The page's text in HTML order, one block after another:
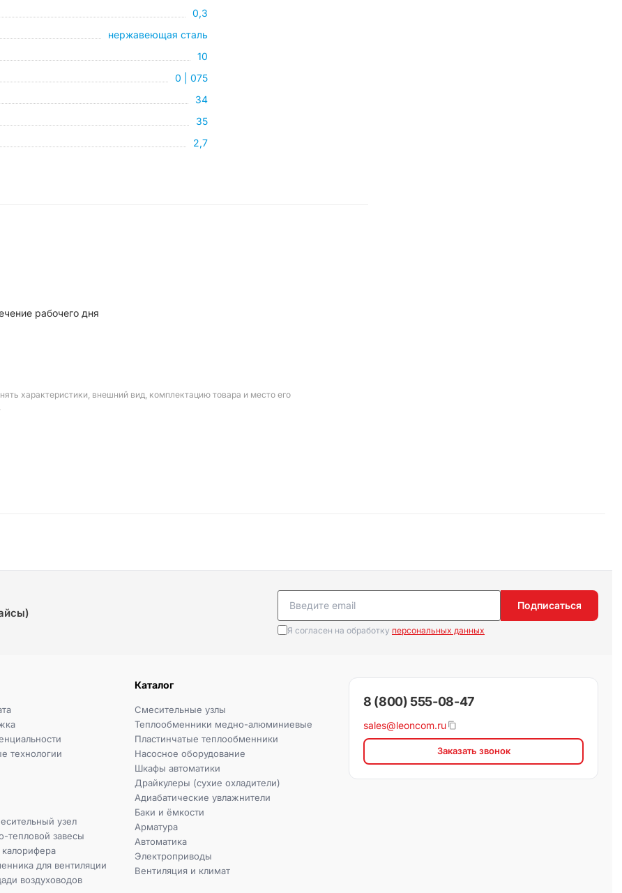
0,3
нержавеющая сталь
10
0 | 075
34
35
2,7
рабочего дня
характеристики, внешний вид, комплектацию товара и место его
Подписаться
Я согласен на обработку персональных данных
технологии
узел
тепловой завесы
для вентиляции
воздуховодов
Каталог
Смесительные узлы
Теплообменники медно-алюминиевые
Пластинчатые теплообменники
Насосное оборудование
Шкафы автоматики
Драйкулеры (сухие охладители)
Адиабатические увлажнители
Баки и ёмкости
Арматура
Автоматика
Электроприводы
Вентиляция и климат
8 (800) 555-08-47
sales@leoncom.ru
Заказать звонок